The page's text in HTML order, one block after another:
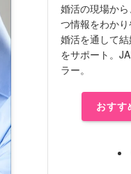
婚活の現場か
つ情報をわかり
婚活を通して
をサポート。
ラー。
おすす